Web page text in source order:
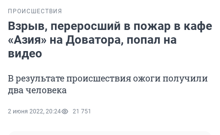
ПРОИСШЕСТВИЯ
Взрыв, переросший в пожар в кафе
«Азия» на Доватора, попал на
видео
В результате происшествия ожоги получили
два человека
2 июня 2022, 20:24 21 751